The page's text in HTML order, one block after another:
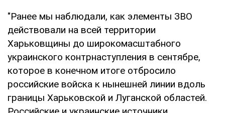
"Ранее мы наблюдали, как элементы ЗВО
действовали на всей территории
Харьковщины до широкомасштабного
украинского контрнаступления в сентябре,
которое в конечном итоге отбросило
российские войска к нынешней линии вдоль
границы Харьковской и Луганской областей.